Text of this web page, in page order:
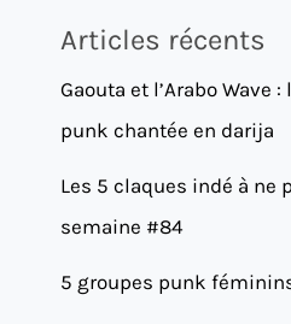
Articles récents
Gaouta et l’Arabo Wave
punk chantée en darija
Les 5 claques indé à ne
semaine #84
5 groupes punk